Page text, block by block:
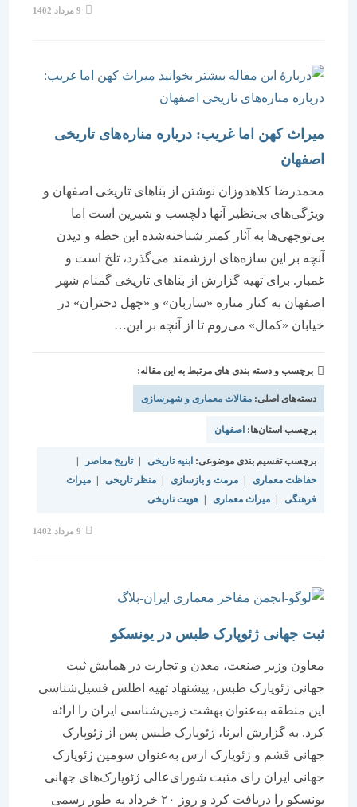
میراث کهن اما غریب: درباره مناره‌های تاریخی
اصفهان
محمدرضا کلاهدوزان نوشتن از بناهای تاریخی اصفهان و
ویژگی‌های بی‌نظیر آنها دلچسب و شیرین است اما
بی‌توجهی‌ها به آثار کمتر شناخته‌شده این خطه و دیدن
آنچه بر این سازه‌های ارزشمند می‌گذرد، تلخ است و
غمبار. برای تهیه گزارش از بناهای تاریخی گمنام شهر
اصفهان به کنار مناره «ساربان» و «چهل دختران» در
خیابان «کمال» می‌روم تا از آنچه بر این…
برچسب و دسته بندی های مرتبط به این مقاله:
دسته‌های اصلی:مقالات معماری و شهرسازی
برچسب استان‌ها:اصفهان
برچسب تقسیم بندی موضوعی:ابنیه تاریخی | تاریخ معاصر |
حفاظت معماری
| مرمت و بازسازی | منظر تاریخی | میراث
فرهنگی | میراث معماری | هویت تاریخی
ثبت جهانی ژئوپارک طبس در یونسکو
معاون وزیر صنعت، معدن و تجارت در همایش ثبت
جهانی ژئوپارک طبس، پیشنهاد تهیه اطلس فسیل‌شناسی
این منطقه به‌عنوان بهشت زمین‌شناسی ایران را ارائه
کرد. به گزارش ایرنا، ژئوپارک طبس پس از ژئوپارک
جهانی قشم و ژئوپارک ارس به‌عنوان سومین ژئوپارک
جهانی ایران رای مثبت شورای‌عالی ژئوپارک‌های جهانی
یونسکو را دریافت کرد و روز ۲۰ خرداد به ‌طور رسمی